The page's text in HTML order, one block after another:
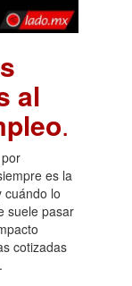
al
.
es la
cuándo lo
suele pasar
cotizadas